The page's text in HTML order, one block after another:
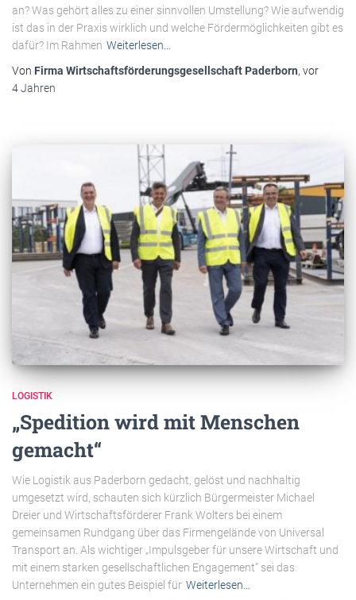
an? Was gehört alles zu einer sinnvollen Umstellung? Wie aufwendig
ist das in der Praxis wirklich und welche Fördermöglichkeiten gibt es
dafür? Im Rahmen Weiterlesen…
Von Firma Wirtschaftsförderungsgesellschaft Paderborn, vor
4 Jahren
LOGISTIK
„Spedition wird mit Menschen
gemacht“
Wie Logistik aus Paderborn gedacht, gelöst und nachhaltig
umgesetzt wird, schauten sich kürzlich Bürgermeister Michael
Dreier und Wirtschaftsförderer Frank Wolters bei einem
gemeinsamen Rundgang über das Firmengelände von Universal
Transport an. Als wichtiger „Impulsgeber für unsere Wirtschaft und
mit einem starken gesellschaftlichen Engagement“ sei das
Unternehmen ein gutes Beispiel für Weiterlesen…